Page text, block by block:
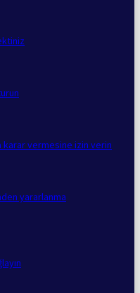
karar vermesine izin verin
yararlanma